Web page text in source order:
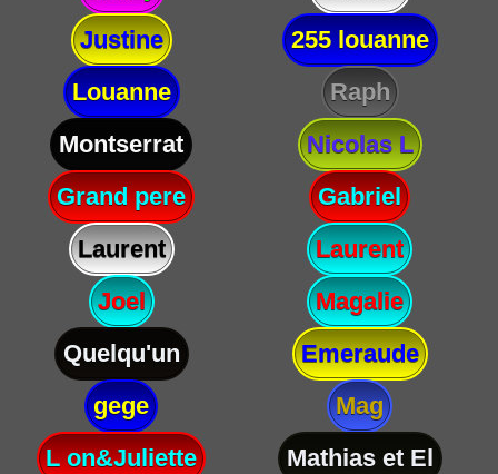
Justine
255 louanne
Louanne
Raph
Montserrat
Nicolas L
Grand pere
Gabriel
Laurent
Laurent
Joel
Magalie
Quelqu'un
Emeraude
gege
Mag
L on&Juliette
Mathias et El